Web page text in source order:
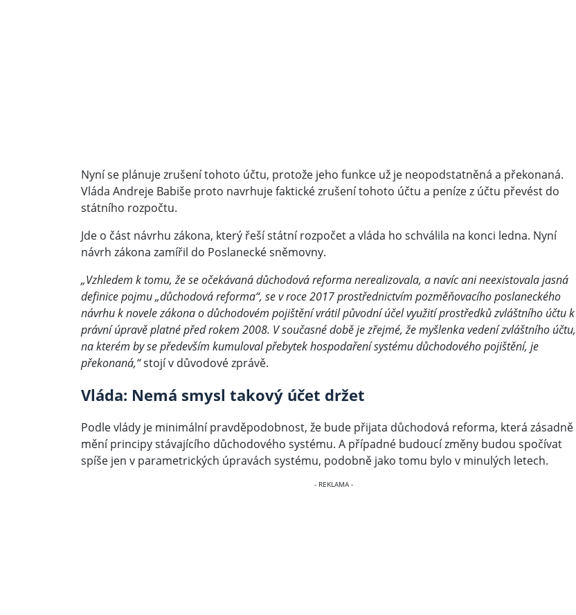
Nyní se plánuje zrušení tohoto účtu, protože jeho funkce už je neopodstatněná a překonaná.
Vláda Andreje Babiše proto navrhuje faktické zrušení tohoto účtu a peníze z účtu převést do
státního rozpočtu.
Jde o část návrhu zákona, který řeší státní rozpočet a vláda ho schválila na konci ledna. Nyní
návrh zákona zamířil do Poslanecké sněmovny.
„Vzhledem k tomu, že se očekávaná důchodová reforma nerealizovala, a navíc ani neexistovala jasná
definice pojmu „důchodová reforma“, se v roce 2017 prostřednictvím pozměňovacího poslaneckého
návrhu k novele zákona o důchodovém pojištění vrátil původní účel využití prostředků zvláštního účtu k
právní úpravě platné před rokem 2008. V současné době je zřejmé, že myšlenka vedení zvláštního účtu,
na kterém by se především kumuloval přebytek hospodaření systému důchodového pojištění, je
překonaná,“stojí v důvodové zprávě.
Vláda: Nemá smysl takový účet držet
Podle vlády je minimální pravděpodobnost, že bude přijata důchodová reforma, která zásadně
mění principy stávajícího důchodového systému. A případné budoucí změny budou spočívat
spíše jen v parametrických úpravách systému, podobně jako tomu bylo v minulých letech.